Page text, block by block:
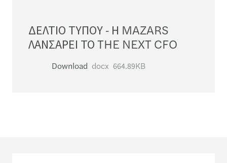
ΔΕΛΤΙΟ ΤΥΠΟΥ - Η MAZARS
ΛΑΝΣΑΡΕΙ ΤΟ THE NEXT CFO
Download docx 664.89KB